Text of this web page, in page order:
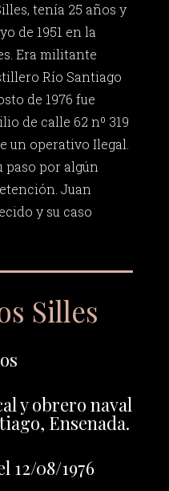
tenía 25 años y
de 1951 en la
Era militante
Río Santiago
de 1976 fue
de calle 62 nº 319
un operativo Ilegal.
paso por algún
Juan
y su caso
Silles
y obrero naval
Ensenada.
12/08/1976